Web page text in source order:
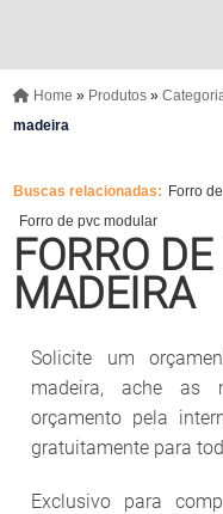
Home » Produtos»
madeira
Buscas relacionadas: Forro
Forro de pvc modular
FORRO
MADEIRA
Solicite um
madeira, ache as
orçamento pela
gratuitamente para
Exclusivo para